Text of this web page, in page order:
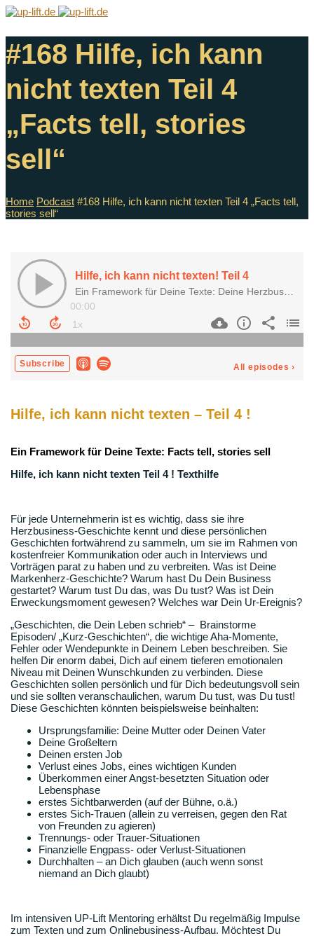
#168 Hilfe, ich kann
nicht texten Teil 4
„Facts tell, stories
sell“
Home Podcast #168 Hilfe, ich kann nicht texten Teil 4 „Facts tell,
stories sell“
Hilfe, ich kann nicht texten – Teil 4 !
Ein Framework für Deine Texte: Facts tell, stories sell
Hilfe, ich kann nicht texten Teil 4 ! Texthilfe
Für jede Unternehmerin ist es wichtig, dass sie ihre
Herzbusiness-Geschichte kennt und diese persönlichen
Geschichten fortwährend zu sammeln, um sie im Rahmen von
kostenfreier Kommunikation oder auch in Interviews und
Vorträgen parat zu haben und zu verbreiten. Was ist Deine
Markenherz-Geschichte? Warum hast Du Dein Business
gestartet? Warum tust Du das, was Du tust? Was ist Dein
Erweckungsmoment gewesen? Welches war Dein Ur-Ereignis?
„Geschichten, die Dein Leben schrieb“ – Brainstorme
Episoden/ „Kurz-Geschichten“, die wichtige Aha-Momente,
Fehler oder Wendepunkte in Deinem Leben beschreiben. Sie
helfen Dir enorm dabei, Dich auf einem tieferen emotionalen
Niveau mit Deinen Wunschkunden zu verbinden. Diese
Geschichten sollen persönlich und für Dich bedeutungsvoll sein
und sie sollten veranschaulichen, warum Du tust, was Du tust!
Diese Geschichten könnten beispielsweise beinhalten:
Ursprungsfamilie: Deine Mutter oder Deinen Vater
Deine Großeltern
Deinen ersten Job
Verlust eines Jobs, eines wichtigen Kunden
Überkommen einer Angst-besetzten Situation oder
Lebensphase
erstes Sichtbarwerden (auf der Bühne, o.ä.)
erstes Sich-Trauen (allein zu verreisen, gegen den Rat
von Freunden zu agieren)
Trennungs- oder Trauer-Situationen
Finanzielle Engpass- oder Verlust-Situationen
Durchhalten – an Dich glauben (auch wenn sonst
niemand an Dich glaubt)
Im intensiven UP-Lift Mentoring erhältst Du regelmäßig Impulse
zum Texten und zum Onlinebusiness-Aufbau. Möchtest Du